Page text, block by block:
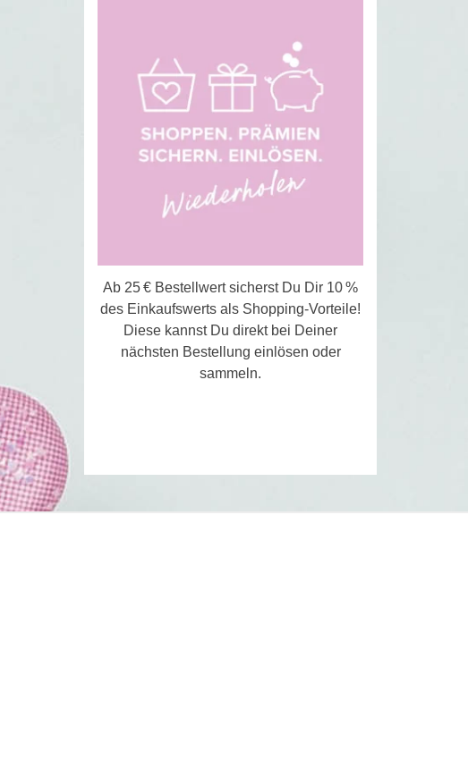
Ab 25 € Bestellwert sicherst Du Dir 10 %
des Einkaufswerts als Shopping-Vorteile!
Diese kannst Du direkt bei Deiner
nächsten Bestellung einlösen oder
sammeln.